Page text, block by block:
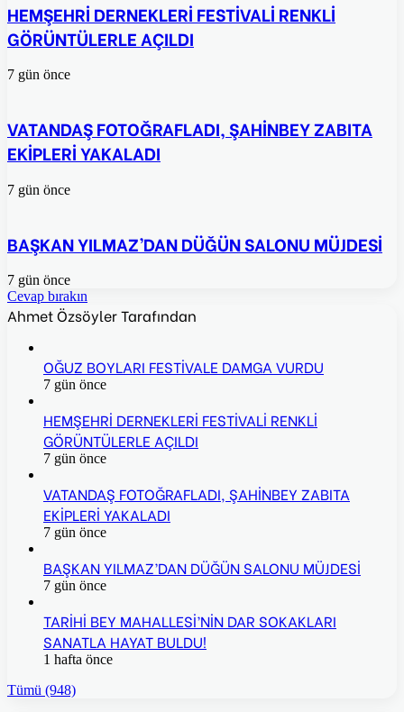
HEMŞEHRİ DERNEKLERİ FESTİVALİ RENKLİ
GÖRÜNTÜLERLE AÇILDI
7 gün önce
VATANDAŞ FOTOĞRAFLADI, ŞAHİNBEY ZABITA
EKİPLERİ YAKALADI
7 gün önce
BAŞKAN YILMAZ’DAN DÜĞÜN SALONU MÜJDESİ
7 gün önce
Cevap bırakın
Ahmet Özsöyler Tarafından
OĞUZ BOYLARI FESTİVALE DAMGA VURDU
7 gün önce
HEMŞEHRİ DERNEKLERİ FESTİVALİ RENKLİ
GÖRÜNTÜLERLE AÇILDI
7 gün önce
VATANDAŞ FOTOĞRAFLADI, ŞAHİNBEY ZABITA
EKİPLERİ YAKALADI
7 gün önce
BAŞKAN YILMAZ’DAN DÜĞÜN SALONU MÜJDESİ
7 gün önce
TARİHİ BEY MAHALLESİ’NİN DAR SOKAKLARI
SANATLA HAYAT BULDU!
1 hafta önce
Tümü (948)